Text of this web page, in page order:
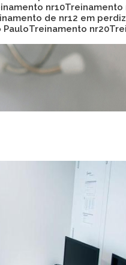
nr10
de nr12 em
Paulo Treinamento nr20